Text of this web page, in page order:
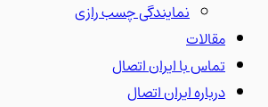
نمایندگی چسب رازی
مقالات
تماس با ایران اتصال
درباره ایران اتصال